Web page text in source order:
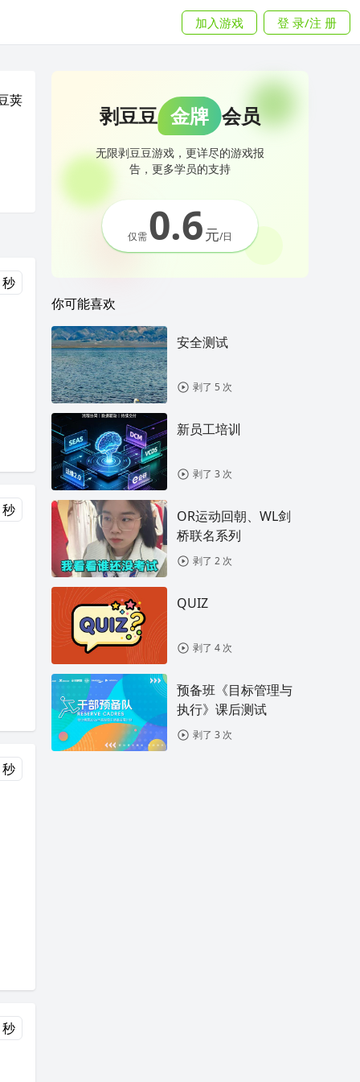
加入游戏 登 录/注 册
荚
剥豆豆 金牌 会员
无限剥豆豆游戏，更详尽的游戏报
告，更多学员的支持
仅需0.6元/日
你可能喜欢
安全测试
剥了 5 次
新员工培训
剥了 3 次
OR运动回朝、WL剑
桥联名系列
剥了 2 次
QUIZ
剥了 4 次
预备班《目标管理与
执行》课后测试
剥了 3 次